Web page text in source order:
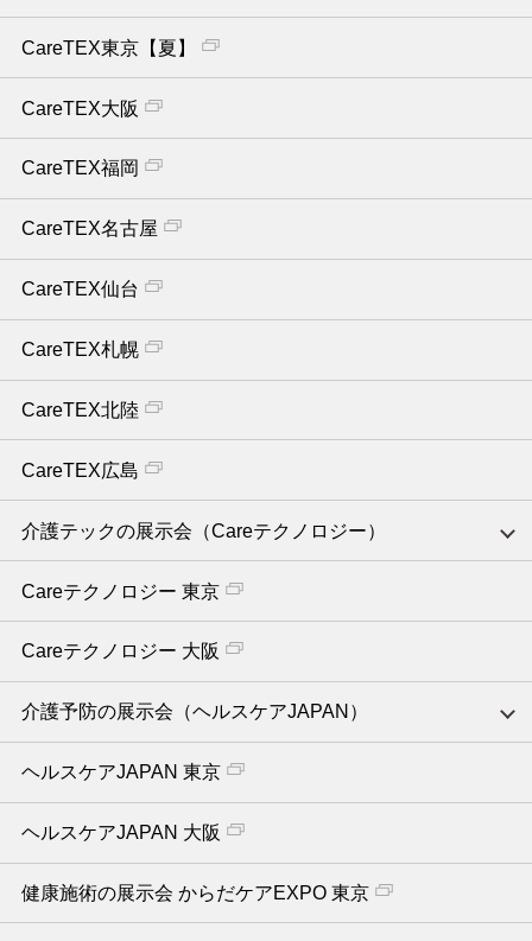
CareTEX東京【夏】
CareTEX大阪
CareTEX福岡
CareTEX名古屋
CareTEX仙台
CareTEX札幌
CareTEX北陸
CareTEX広島
介護テックの展示会（Careテクノロジー）
Careテクノロジー 東京
Careテクノロジー 大阪
介護予防の展示会（ヘルスケアJAPAN）
ヘルスケアJAPAN 東京
ヘルスケアJAPAN 大阪
健康施術の展示会 からだケアEXPO 東京